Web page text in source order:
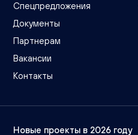
Спецпредложения
Документы
Партнерам
Вакансии
Контакты
Новые проекты в 2026 году